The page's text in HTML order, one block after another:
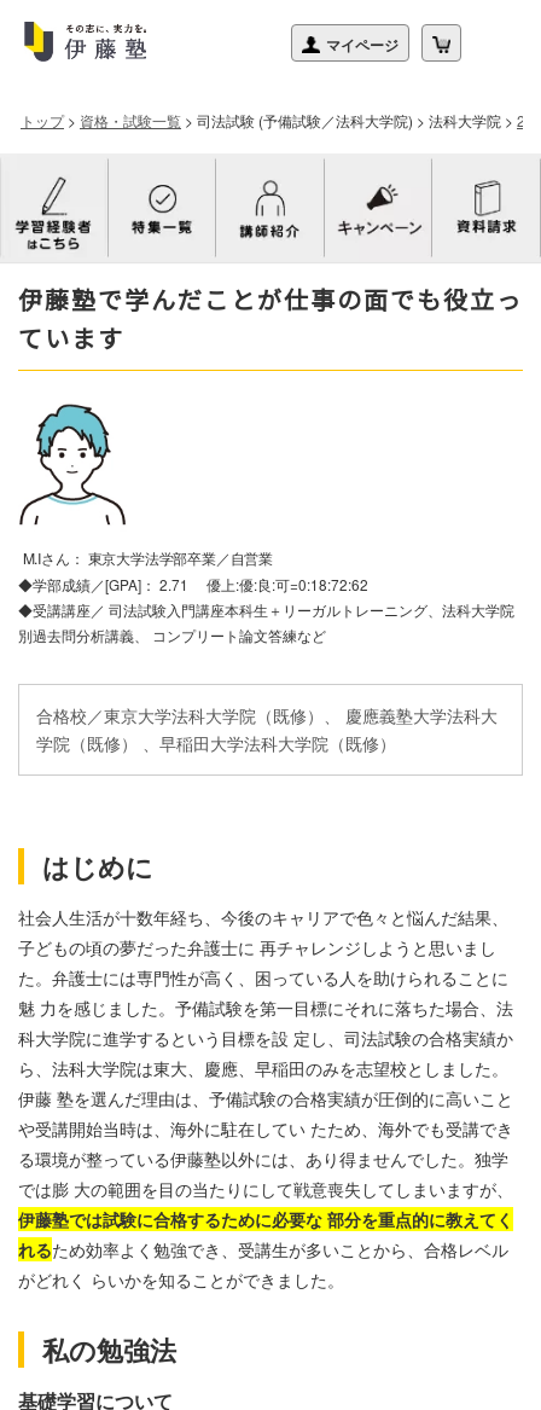
トップ> 資格・試験一覧 > 司法試験 (予備試験／法科大学院) > 法科大学院 >
伊藤塾で学んだことが仕事の面でも役立っ
ています
M.Iさん： 東京大学法学部卒業／自営業
◆学部成績／[GPA]： 2.71 優上:優:良:可=0:18:72:62
◆受講講座／ 司法試験入門講座本科生＋リーガルトレーニング、法科大学院
別過去問分析講義、 コンプリート論文答練など
合格校／東京大学法科大学院（既修）、 慶應義塾大学法科大
学院（既修） 、早稲田大学法科大学院（既修）
はじめに
社会人生活が十数年経ち、今後のキャリアで色々と悩んだ結果、
子どもの頃の夢だった弁護士に 再チャレンジしようと思いまし
た。弁護士には専門性が高く、困っている人を助けられることに
魅 力を感じました。予備試験を第一目標にそれに落ちた場合、法
科大学院に進学するという目標を設 定し、司法試験の合格実績か
ら、法科大学院は東大、慶應、早稲田のみを志望校としました。
伊藤 塾を選んだ理由は、予備試験の合格実績が圧倒的に高いこと
や受講開始当時は、海外に駐在してい たため、海外でも受講でき
る環境が整っている伊藤塾以外には、あり得ませんでした。独学
では膨 大の範囲を目の当たりにして戦意喪失してしまいますが、
伊藤塾では試験に合格するために必要な 部分を重点的に教えてく
れるため効率よく勉強でき、受講生が多いことから、合格レベル
がどれく らいかを知ることができました。
私の勉強法
基礎学習について